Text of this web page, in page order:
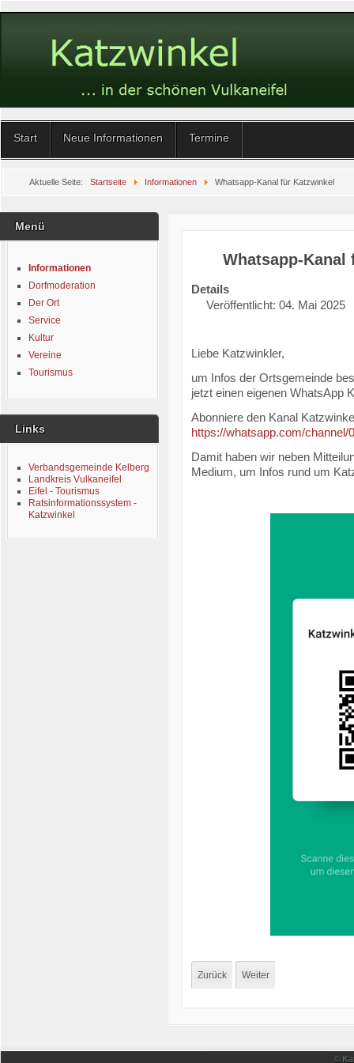
Start Neue Informationen Termine
Aktuelle Seite: Startseite Informationen Whatsapp-Kanal für Katzwinkel
Menü
Informationen
Dorfmoderation
Der Ort
Service
Kultur
Vereine
Tourismus
Links
Verbandsgemeinde Kelberg
Landkreis Vulkaneifel
Eifel - Tourismus
Ratsinformationssystem -
Katzwinkel
Whatsapp-Kanal
Details
Veröffentlicht: 04. Mai 2025
Liebe Katzwinkler,
um Infos der Ortsgemeinde
jetzt einen eigenen WhatsApp
Abonniere den Kanal
https://whatsapp.com/
Damit haben wir neben
Medium, um Infos rund um
Zurück Weiter
©